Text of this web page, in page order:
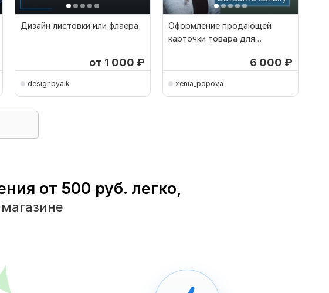
Дизайн листовки или флаера
от 1 000 ₽
designbyaik
Оформление продающей
карточки товара для
6 000 ₽
xenia_popova
от 500 руб. легко,